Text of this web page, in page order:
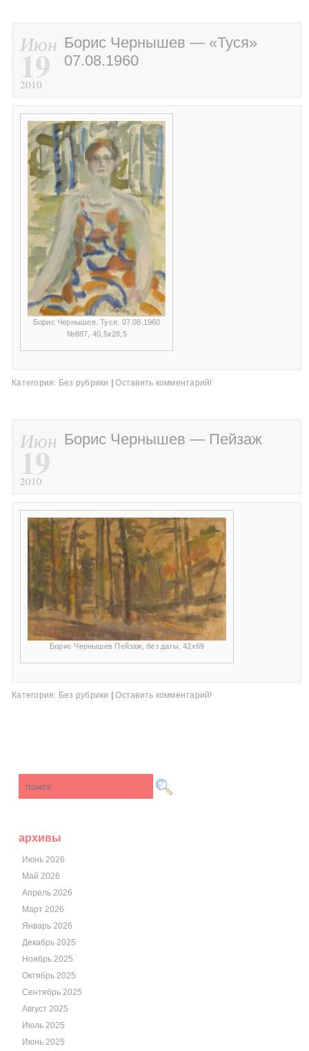
Июн
19
2010
Борис Чернышев — «Туся»
07.08.1960
Борис Чернышев. Туся. 07.08.1960
№887, 40,5х28,5
Категория: Без рубрики Оставить комментарий!
Июн
19
2010
Борис Чернышев — Пейзаж
Борис Чернышев Пейзаж, без даты, 42х69
Категория: Без рубрики Оставить комментарий!
архивы
Июнь 2026
Май 2026
Апрель 2026
Март 2026
Январь 2026
Декабрь 2025
Ноябрь 2025
Октябрь 2025
Сентябрь 2025
Август 2025
Июль 2025
Июнь 2025